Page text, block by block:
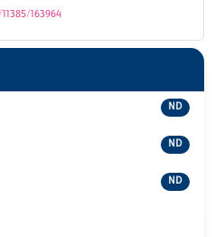
163964
ND
ND
ND